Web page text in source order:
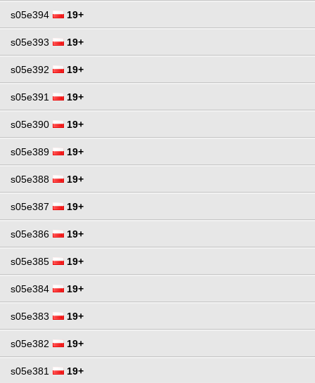
s05e394 19+
s05e393 19+
s05e392 19+
s05e391 19+
s05e390 19+
s05e389 19+
s05e388 19+
s05e387 19+
s05e386 19+
s05e385 19+
s05e384 19+
s05e383 19+
s05e382 19+
s05e381 19+